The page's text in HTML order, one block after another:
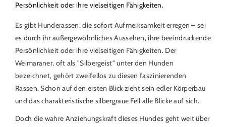
Persönlichkeit oder ihre vielseitigen Fähigkeiten.
Es gibt Hunderassen, die sofort Aufmerksamkeit erregen – sei
es durch ihr außergewöhnliches Aussehen, ihre beeindruckende
Persönlichkeit oder ihre vielseitigen Fähigkeiten. Der
Weimaraner, oft als "Silbergeist" unter den Hunden
bezeichnet, gehört zweifellos zu diesen faszinierenden
Rassen. Schon auf den ersten Blick zieht sein edler Körperbau
und das charakteristische silbergraue Fell alle Blicke auf sich.
Doch die wahre Anziehungskraft dieses Hundes geht weit über